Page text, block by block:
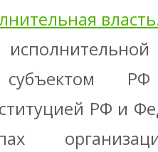
субъектом
РФ и